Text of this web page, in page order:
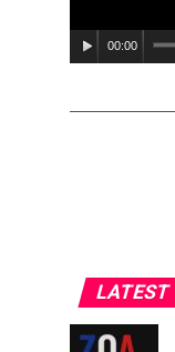
00:00
LATEST